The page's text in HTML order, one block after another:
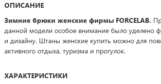
ОПИСАНИЕ
Зимние брюки женские фирмы FORCELAB.
данной модели особое внимание было уделено
и дизайну. Штаны женские купить можно для
активного отдыха, туризма и прогулок.
ХАРАКТЕРИСТИКИ